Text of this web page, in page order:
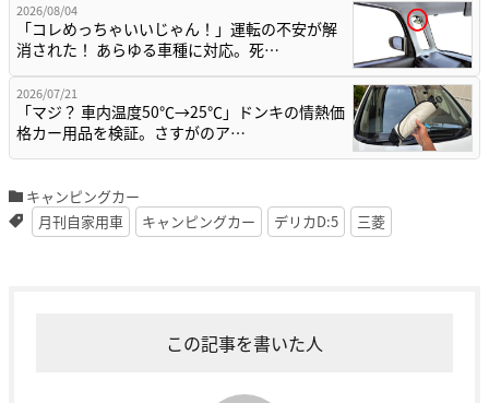
2026/08/04
「コレめっちゃいいじゃん！」運転の不安が解
消された！ あらゆる車種に対応。死…
2026/07/21
「マジ？ 車内温度50℃→25℃」ドンキの情熱価
格カー用品を検証。さすがのア…
キャンピングカー
月刊自家用車
キャンピングカー デリカD:5 三菱
この記事を書いた人